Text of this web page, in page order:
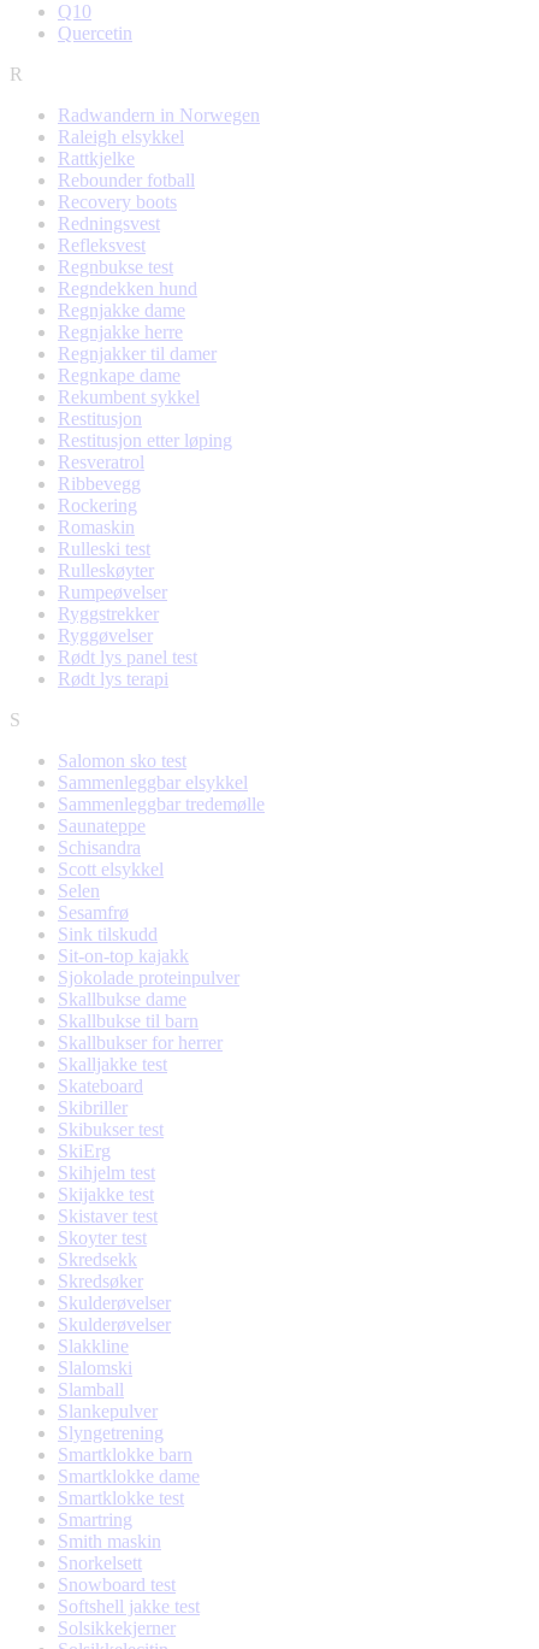
Q10
Quercetin
R
Radwandern in Norwegen
Raleigh elsykkel
Rattkjelke
Rebounder fotball
Recovery boots
Redningsvest
Refleksvest
Regnbukse test
Regndekken hund
Regnjakke dame
Regnjakke herre
Regnjakker til damer
Regnkape dame
Rekumbent sykkel
Restitusjon
Restitusjon etter løping
Resveratrol
Ribbevegg
Rockering
Romaskin
Rulleski test
Rulleskøyter
Rumpeøvelser
Ryggstrekker
Ryggøvelser
Rødt lys panel test
Rødt lys terapi
S
Salomon sko test
Sammenleggbar elsykkel
Sammenleggbar tredemølle
Saunateppe
Schisandra
Scott elsykkel
Selen
Sesamfrø
Sink tilskudd
Sit-on-top kajakk
Sjokolade proteinpulver
Skallbukse dame
Skallbukse til barn
Skallbukser for herrer
Skalljakke test
Skateboard
Skibriller
Skibukser test
SkiErg
Skihjelm test
Skijakke test
Skistaver test
Skoyter test
Skredsekk
Skredsøker
Skulderøvelser
Skulderøvelser
Slakkline
Slalomski
Slamball
Slankepulver
Slyngetrening
Smartklokke barn
Smartklokke dame
Smartklokke test
Smartring
Smith maskin
Snorkelsett
Snowboard test
Softshell jakke test
Solsikkekjerner